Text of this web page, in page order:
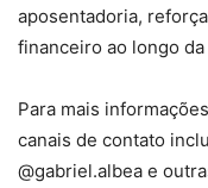
aposentadoria,
financeiro ao longo da
Para mais
canais de contato
@gabriel.albea e